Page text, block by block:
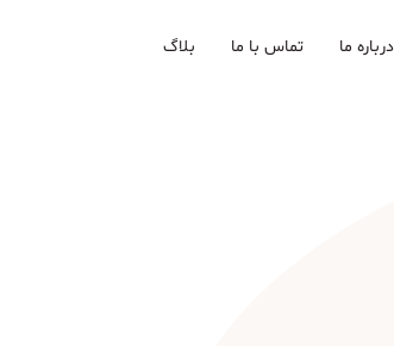
درباره ما تماس با ما بلاگ